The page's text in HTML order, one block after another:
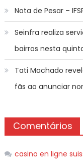
Nota de Pesar –
Seinfra realiza
bairros nesta
Tati Machado
fãs ao anunciar
Comentários
casino en ligne